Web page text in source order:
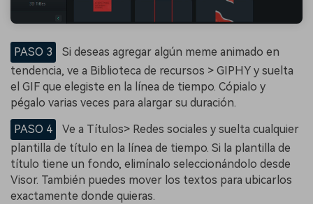
PASO 3
Si deseas agregar algún meme animado en
tendencia, ve a Biblioteca de recursos > GIPHY y suelta
el GIF que elegiste en la línea de tiempo. Cópialo y
pégalo varias veces para alargar su duración.
PASO 4
Ve a Títulos> Redes sociales y suelta cualquier
plantilla de título en la línea de tiempo. Si la plantilla de
título tiene un fondo, elimínalo seleccionándolo desde
Visor. También puedes mover los textos para ubicarlos
exactamente donde quieras.